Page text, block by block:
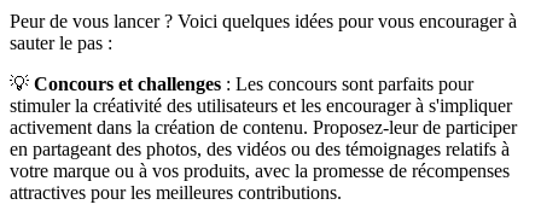
Peur de vous lancer ? Voici quelques idées pour vous encourager à
sauter le pas :
💡 Concours et challenges : Les concours sont parfaits pour
stimuler la créativité des utilisateurs et les encourager à s'impliquer
activement dans la création de contenu. Proposez-leur de participer
en partageant des photos, des vidéos ou des témoignages relatifs à
votre marque ou à vos produits, avec la promesse de récompenses
attractives pour les meilleures contributions.